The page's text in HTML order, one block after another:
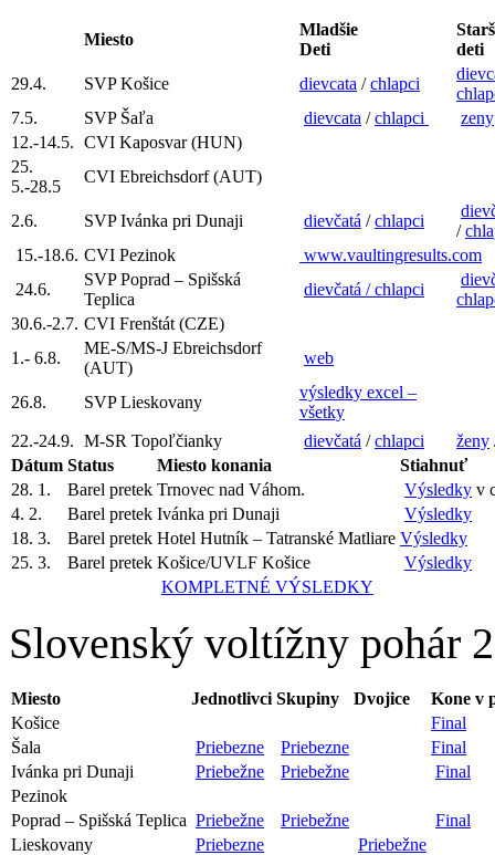
Miesto
Mladšie
Deti
deti
29.4.
SVP Košice dievcata /chlapci
7.5.
SVP Šaľa dievcata /chlapci zeny
12.-14.5. CVI Kaposvar (HUN)
25.
5.-28.5
CVI Ebreichsdorf (AUT)
2.6. SVP Ivánka pri Dunaji dievčatá /chlapci
/
15.-18.6. CVI Pezinok
www.vaultingresults.com
24.6.
SVP Poprad – Spišská
Teplica
dievčatá /chlapci
30.6.-2.7. CVI Frenštát (CZE)
1.- 6.8.
ME-S/MS-J Ebreichsdorf
(AUT)
web
26.8. SVP Lieskovany
výsledky excel –
všetky
22.-24.9. M-SR Topoľčianky dievčatá /chlapci ženy
Dátum Status Miesto konania
Stiahnuť
28. 1.
Barel pretek Trnovec nad Váhom. Výsledky v
4. 2.
Barel pretek Ivánka pri Dunaji
Výsledky
18. 3.
Barel pretek Hotel Hutník – Tatranské Matliare Výsledky
25. 3.
Barel pretek Košice/UVLF Košice
Výsledky
KOMPLETNÉ VÝSLEDKY
Slovenský voltížny pohár
Miesto Jednotlivci Skupiny Dvojice
Kone v
Košice
Final
Šala
Priebezne Priebezne
Final
Ivánka pri Dunaji
Priebežne Priebežne
Final
Pezinok
Poprad – Spišská Teplica Priebežne Priebežne
Final
Lieskovany
Priebezne
Priebežne